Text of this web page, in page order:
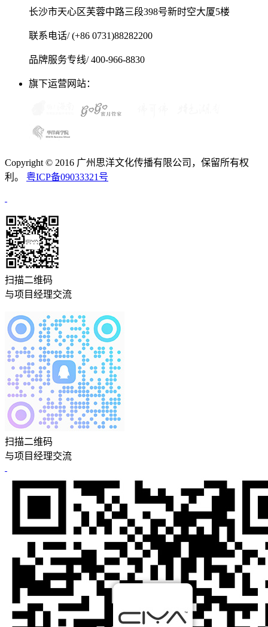
长沙市天心区芙蓉中路三段398号新时空大厦5楼
联系电话/ (+86 0731)88282200
品牌服务专线/ 400-966-8830
旗下运营网站：
Copyright © 2016 广州思洋文化传播有限公司，保留所有权
利。 粤ICP备09033321号
扫描二维码
与项目经理交流
扫描二维码
与项目经理交流